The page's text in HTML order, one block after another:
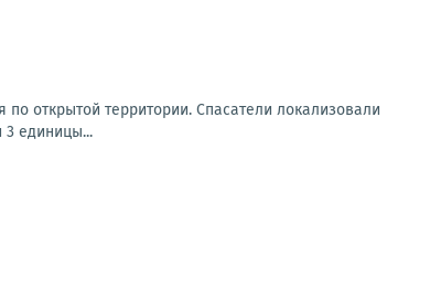
открытой территории. Спасатели локализовали
3 единицы...